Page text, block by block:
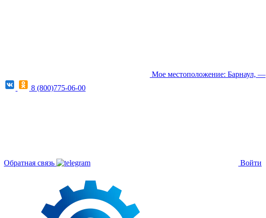
Мое местоположение: Барнаул, —
8 (800)775-06-00
Обратная связь Войти